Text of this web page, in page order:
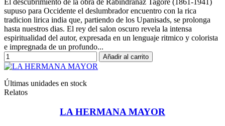
El descubrimiento de la obra de Rabindranaz Tagore (1861-1941)
supuso para Occidente el deslumbrador encuentro con la rica
tradicion lirica india que, partiendo de los Upanisads, se prolonga
hasta nuestros dias. El rey del salon oscuro revela la intensa
espiritualidad del autor, expresada en un lenguaje ritmico y colorista
e impregnada de un profundo...
Añadir al carrito
Últimas unidades en stock
Relatos
LA HERMANA MAYOR